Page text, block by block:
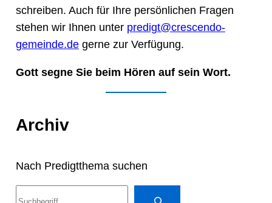
schreiben. Auch für Ihre persönlichen Fragen
stehen wir Ihnen unter predigt@crescendo-
gemeinde.degerne zur Verfügung.
Gott segne Sie beim Hören auf sein Wort.
Archiv
Nach Predigtthema suchen